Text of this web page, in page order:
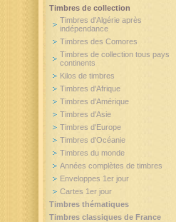
Timbres de collection
Timbres d'Algérie après
indépendance
Timbres des Comores
Timbres de collection tous pays
continents
Kilos de timbres
Timbres d'Afrique
Timbres d'Amérique
Timbres d'Asie
Timbres d'Europe
Timbres d'Océanie
Timbres du monde
Années complètes de timbres
Enveloppes 1er jour
Cartes 1er jour
Timbres thématiques
Timbres classiques de France